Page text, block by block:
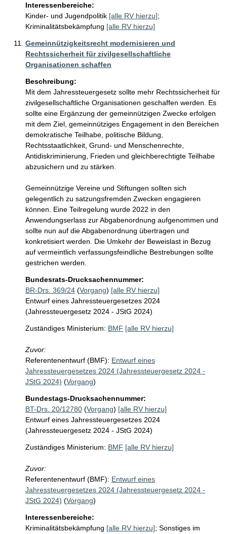
Interessenbereiche:
Kinder- und Jugendpolitik [alle RV hierzu];
Kriminalitätsbekämpfung [alle RV hierzu]
Gemeinnützigkeitsrecht modernisieren und
Rechtssicherheit für zivilgesellschaftliche
Organisationen schaffen
Beschreibung:
Mit dem Jahressteuergesetz sollte mehr Rechtssicherheit für
zivilgesellschaftliche Organisationen geschaffen werden. Es
sollte eine Ergänzung der gemeinnützigen Zwecke erfolgen
mit dem Ziel, gemeinnütziges Engagement in den Bereichen
demokratische Teilhabe, politische Bildung,
Rechtsstaatlichkeit, Grund- und Menschenrechte,
Antidiskriminierung, Frieden und gleichberechtigte Teilhabe
abzusichern und zu stärken.
Gemeinnützige Vereine und Stiftungen sollten sich
gelegentlich zu satzungsfremden Zwecken engagieren
können. Eine Teilregelung wurde 2022 in den
Anwendungserlass zur Abgabenordnung aufgenommen und
sollte nun auf die Abgabenordnung übertragen und
konkretisiert werden. Die Umkehr der Beweislast in Bezug
auf vermeintlich verfassungsfeindliche Bestrebungen sollte
gestrichen werden.
Bundesrats-Drucksachennummer:
BR-Drs. 369/24 (Vorgang) [alle RV hierzu]
Entwurf eines Jahressteuergesetzes 2024
(Jahressteuergesetz 2024 - JStG 2024)
Zuständiges Ministerium: BMF [alle RV hierzu]
Zuvor:
Referentenentwurf (BMF): Entwurf eines
Jahressteuergesetzes 2024 (Jahressteuergesetz 2024 -
JStG 2024) (Vorgang)
Bundestags-Drucksachennummer:
BT-Drs. 20/12780 (Vorgang) [alle RV hierzu]
Entwurf eines Jahressteuergesetzes 2024
(Jahressteuergesetz 2024 - JStG 2024)
Zuständiges Ministerium: BMF [alle RV hierzu]
Zuvor:
Referentenentwurf (BMF): Entwurf eines
Jahressteuergesetzes 2024 (Jahressteuergesetz 2024 -
JStG 2024) (Vorgang)
Interessenbereiche:
Kriminalitätsbekämpfung [alle RV hierzu]; Sonstiges im